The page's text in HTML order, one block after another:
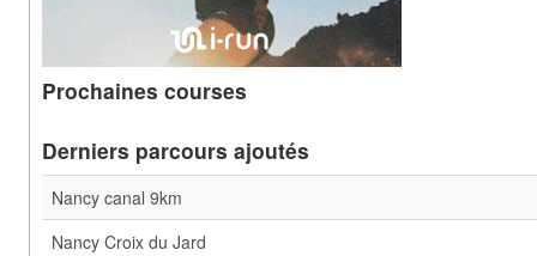
Prochaines courses
Derniers parcours ajoutés
Nancy canal 9km
Nancy Croix du Jard